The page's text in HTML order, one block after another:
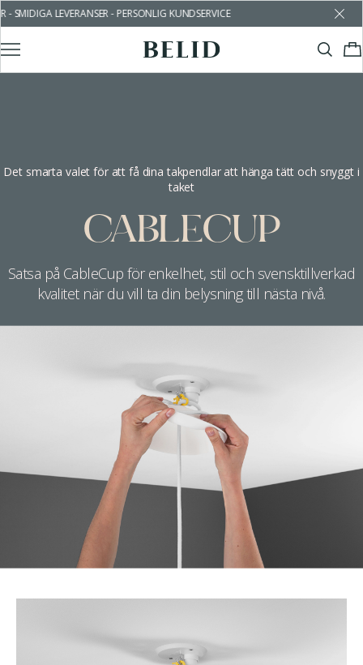
LEVERANSER - PERSONLIG KUNDSERVICE
Det smarta valet för att få dina takpendlar att hänga tätt och snyggt i
taket
CABLECUP
Satsa på CableCup för enkelhet, stil och svensktillverkad
kvalitet när du vill ta din belysning till nästa nivå.